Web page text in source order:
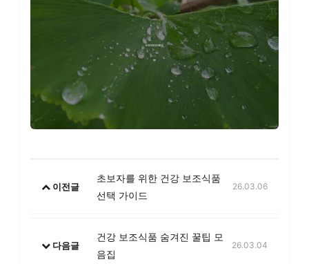
이전글
초보자를 위한 건강 보조식품
선택 가이드
26.03.06
다음글
건강 보조식품 숨겨진 꿀팁 모
음집
26.03.04